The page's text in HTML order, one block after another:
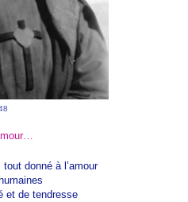
donné à l’amour
et de tendresse